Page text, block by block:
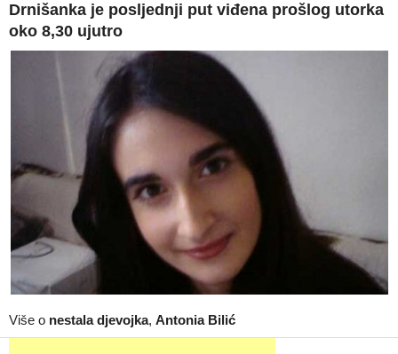
Drnišanka je posljednji put viđena prošlog utorka
oko 8,30 ujutro
Više o nestala djevojka, Antonia Bilić